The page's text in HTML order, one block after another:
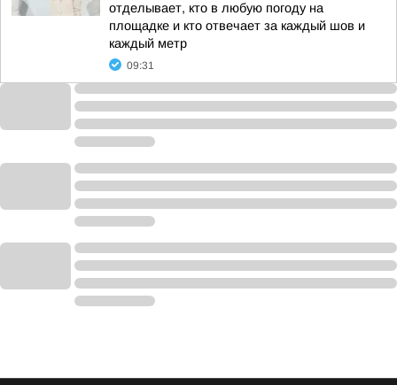
отделывает, кто в любую погоду на
площадке и кто отвечает за каждый шов и
каждый метр
09:31